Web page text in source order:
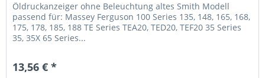
Öldruckanzeiger ohne Beleuchtung altes Smith Modell
passend für: Massey Ferguson 100 Series 135, 148, 165, 168,
175, 178, 185, 188 TE Series TEA20, TED20, TEF20 35 Series
35, 35X 65 Series...
13,56 € *